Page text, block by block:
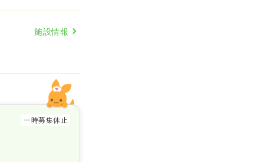
施設情報
一時募集休止